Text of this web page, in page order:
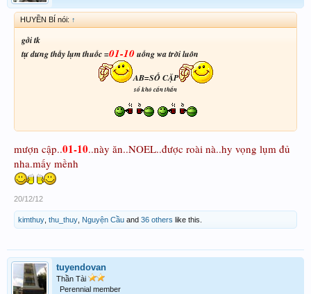
HUYỀN BÍ nói: ↑
gởi tk
tự dưng thấy lụm thuốc =01-10uống wa trời luôn
AB=SỐ CẶP
sổ khó cẩn thẩn
mượn cập..01-10..này ăn..NOEL..được roài nà..hy vọng lụm đủ
nha.mấy mềnh
20/12/12
kimthuy thu_thuy Nguyện Cầu and 36 others like this.
tuyendovan
Thần Tài
Perennial member